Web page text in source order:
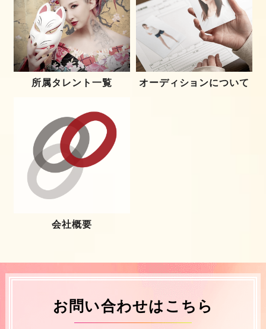
所属タレント一覧 オーディションについて
会社概要
お問い合わせはこちら